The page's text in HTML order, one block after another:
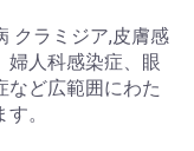
ラミジア,皮膚感
婦人科感染症、眼
など広範囲にわた
。